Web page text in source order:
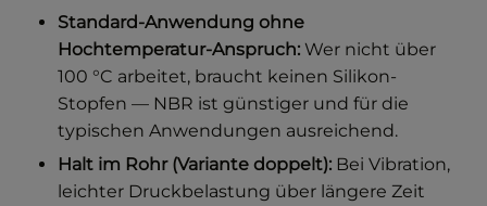
Standard-Anwendung ohne
Hochtemperatur-Anspruch: Wer nicht über
100 °C arbeitet, braucht keinen Silikon-
Stopfen — NBR ist günstiger und für die
typischen Anwendungen ausreichend.
Halt im Rohr (Variante doppelt): Bei Vibration,
leichter Druckbelastung über längere Zeit